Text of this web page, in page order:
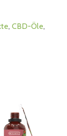
, CBD-Öle,